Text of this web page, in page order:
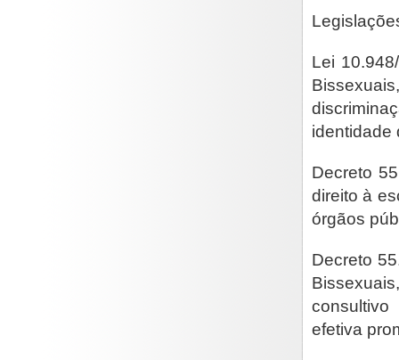
Lei
identidade
Decreto
direito à
órgãos
Decreto
efetiva